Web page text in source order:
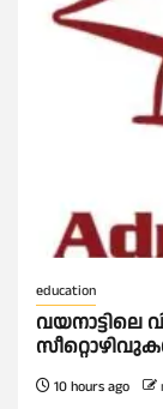
education
10 hours ago